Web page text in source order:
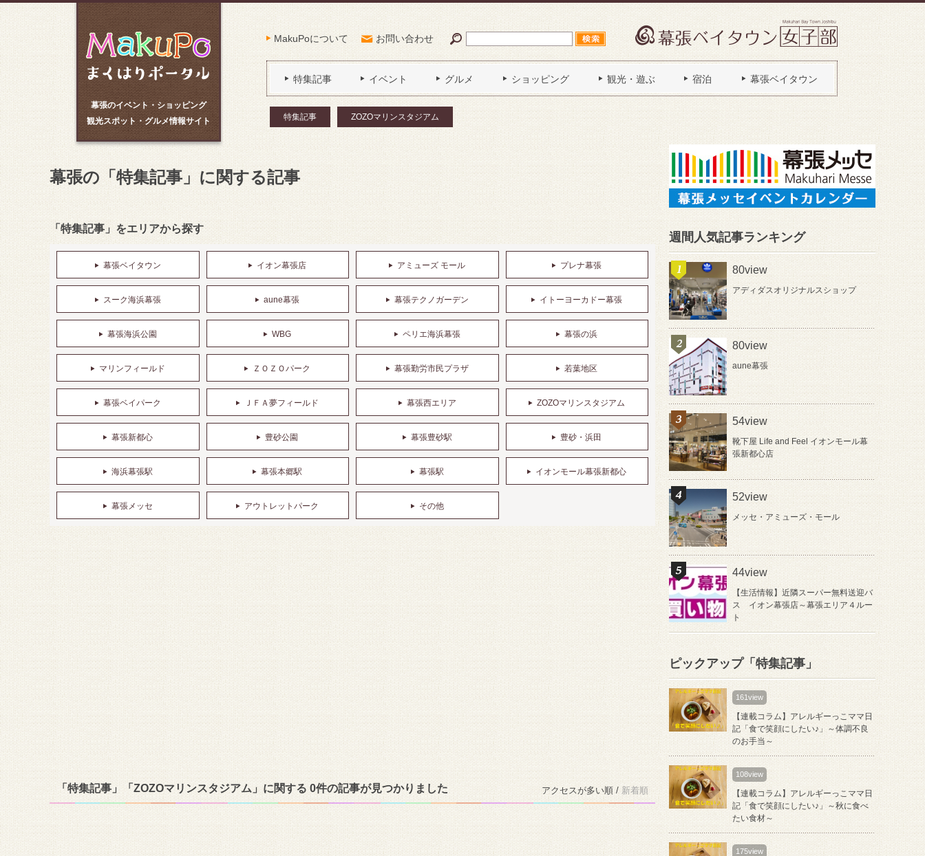
幕張のイベント・ショッピング
観光スポット・グルメ情報サイト
MakuPoについて お問い合わせ
特集記事 イベント グルメ ショッピング 観光・遊ぶ 宿泊 幕張ベイタウン
特集記事 ZOZOマリンスタジアム
幕張の「特集記事」に関する記事
「特集記事」をエリアから探す
幕張ベイタウン イオン幕張店 アミューズ モール プレナ幕張
スーク海浜幕張 aune幕張 幕張テクノガーデン イトーヨーカドー幕張
幕張海浜公園 WBG ペリエ海浜幕張 幕張の浜
マリンフィールド ＺＯＺＯパーク 幕張勤労市民プラザ 若葉地区
幕張ベイパーク ＪＦＡ夢フィールド 幕張西エリア ZOZOマリンスタジアム
幕張新都心 豊砂公園 幕張豊砂駅 豊砂・浜田
海浜幕張駅 幕張本郷駅 幕張駅 イオンモール幕張新都心
幕張メッセ アウトレットパーク その他
「特集記事」「ZOZOマリンスタジアム」に関する 0件の記事が見つかりました アクセスが多い順 / 新着順
週間人気記事ランキング
80view
アディダスオリジナルスショップ
80view
aune幕張
54view
靴下屋 Life and Feel イオンモール幕
張新都心店
52view
メッセ・アミューズ・モール
44view
【生活情報】近隣スーパー無料送迎バ
ス イオン幕張店～幕張エリア４ルー
ト
ピックアップ「特集記事」
161view
【連載コラム】アレルギーっこママ日
記「食で笑顔にしたい♪」～体調不良
のお手当～
108view
【連載コラム】アレルギーっこママ日
記「食で笑顔にしたい♪」～秋に食べ
たい食材～
175view